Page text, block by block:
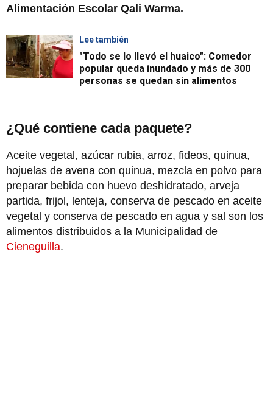
Alimentación Escolar Qali Warma.
Lee también
"Todo se lo llevó el huaico": Comedor
popular queda inundado y más de 300
personas se quedan sin alimentos
¿Qué contiene cada paquete?
Aceite vegetal, azúcar rubia, arroz, fideos, quinua,
hojuelas de avena con quinua, mezcla en polvo para
preparar bebida con huevo deshidratado, arveja
partida, frijol, lenteja, conserva de pescado en aceite
vegetal y conserva de pescado en agua y sal son los
alimentos distribuidos a la Municipalidad de
Cieneguilla.